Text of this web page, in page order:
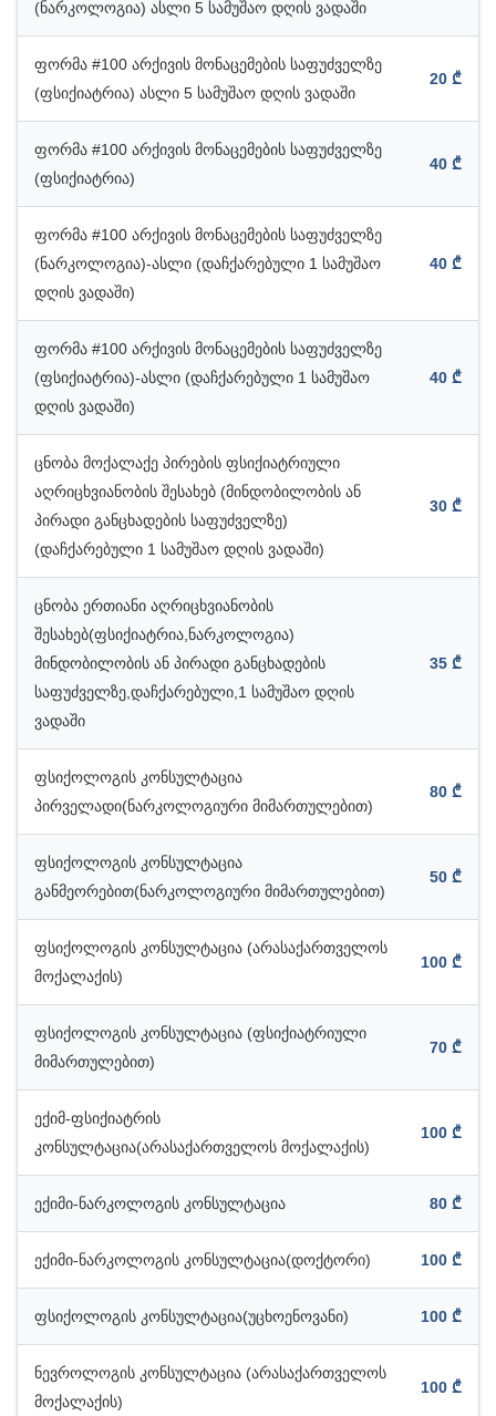
(ნარკოლოგია) ასლი 5 სამუშაო დღის ვადაში
ფორმა #100 არქივის მონაცემების საფუძველზე
(ფსიქიატრია) ასლი 5 სამუშაო დღის ვადაში
20 ₾
ფორმა #100 არქივის მონაცემების საფუძველზე
(ფსიქიატრია)
40 ₾
ფორმა #100 არქივის მონაცემების საფუძველზე
(ნარკოლოგია)-ასლი (დაჩქარებული 1 სამუშაო
დღის ვადაში)
40 ₾
ფორმა #100 არქივის მონაცემების საფუძველზე
(ფსიქიატრია)-ასლი (დაჩქარებული 1 სამუშაო
დღის ვადაში)
40 ₾
ცნობა მოქალაქე პირების ფსიქიატრიული
აღრიცხვიანობის შესახებ (მინდობილობის ან
პირადი განცხადების საფუძველზე)
(დაჩქარებული 1 სამუშაო დღის ვადაში)
30 ₾
ცნობა ერთიანი აღრიცხვიანობის
შესახებ(ფსიქიატრია,ნარკოლოგია)
მინდობილობის ან პირადი განცხადების
საფუძველზე,დაჩქარებული,1 სამუშაო დღის
ვადაში
35 ₾
ფსიქოლოგის კონსულტაცია
პირველადი(ნარკოლოგიური მიმართულებით)
80 ₾
ფსიქოლოგის კონსულტაცია
განმეორებით(ნარკოლოგიური მიმართულებით)
50 ₾
ფსიქოლოგის კონსულტაცია (არასაქართველოს
მოქალაქის)
100 ₾
ფსიქოლოგის კონსულტაცია (ფსიქიატრიული
მიმართულებით)
70 ₾
ექიმ-ფსიქიატრის
კონსულტაცია(არასაქართველოს მოქალაქის)
100 ₾
ექიმი-ნარკოლოგის კონსულტაცია 80 ₾
ექიმი-ნარკოლოგის კონსულტაცია(დოქტორი) 100 ₾
ფსიქოლოგის კონსულტაცია(უცხოენოვანი) 100 ₾
ნევროლოგის კონსულტაცია (არასაქართველოს
მოქალაქის)
100 ₾